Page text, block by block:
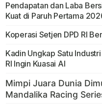
Pendapatan dan Laba
Kuat di Paruh Pertama
Koperasi Setjen DPD RI
Kadin Ungkap Satu
RI Ingin Kuasai AI